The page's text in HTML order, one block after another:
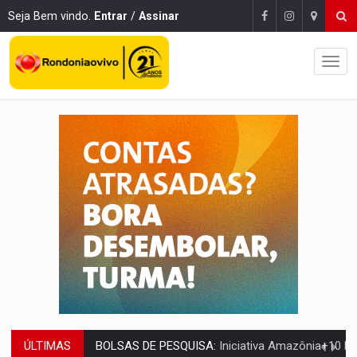
Seja Bem vindo. Entrar / Assinar
ÚLTIMAS BOLSAS DE PESQUISA: Iniciativa Amazônia+10 lança chamada para fortalecer